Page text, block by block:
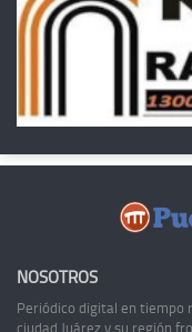
NOSOTROS
Periódico digital en tiempo
ciudad Juárez y su región